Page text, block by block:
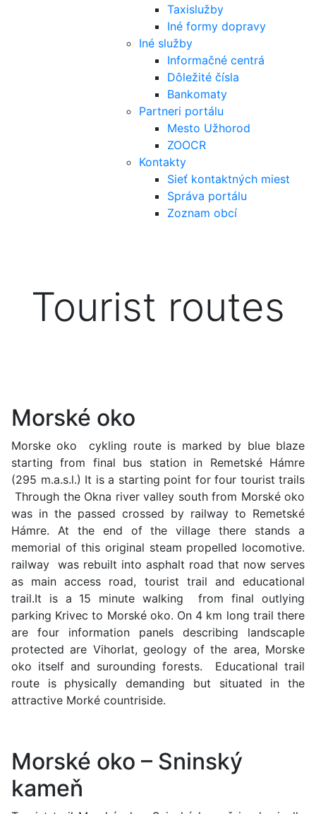
Taxislužby
Iné formy dopravy
Iné služby
Informačné centrá
Dôležité čísla
Bankomaty
Partneri portálu
Mesto Užhorod
ZOOCR
Kontakty
Sieť kontaktných miest
Správa portálu
Zoznam obcí
Tourist routes
Morské oko
Morske oko cykling route is marked by blue blaze
starting from final bus station in Remetské Hámre
(295 m.a.s.l.) It is a starting point for four tourist trails
Through the Okna river valley south from Morské oko
was in the passed crossed by railway to Remetské
Hámre. At the end of the village there stands a
memorial of this original steam propelled locomotive.
railway was rebuilt into asphalt road that now serves
as main access road, tourist trail and educational
trail.It is a 15 minute walking from final outlying
parking Krivec to Morské oko. On 4 km long trail there
are four information panels describing landscaple
protected are Vihorlat, geology of the area, Morske
oko itself and surounding forests. Educational trail
route is physically demanding but situated in the
attractive Morké countriside.
Morské oko – Sninský
kameň